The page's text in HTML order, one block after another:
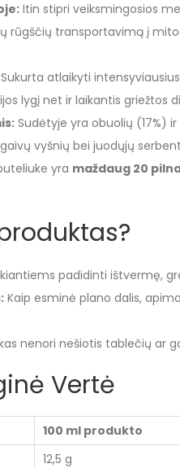
Itin stipri veiksmingosios
rūgščių transportavimą į
atlaikyti
lygį net ir laikantis griežtos
Sudėtyje yra obuolių (17%)
vyšnių bei juodųjų
yra maždaug 20
padidinti ištvermę,
Kaip esminė plano dalis,
nenori nešiotis tablečių ar
Vertė
100 ml produkto
12,5 g